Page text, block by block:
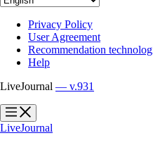
Privacy Policy
User Agreement
Recommendation
Help
LiveJournal — v.931
?
?
LiveJournal